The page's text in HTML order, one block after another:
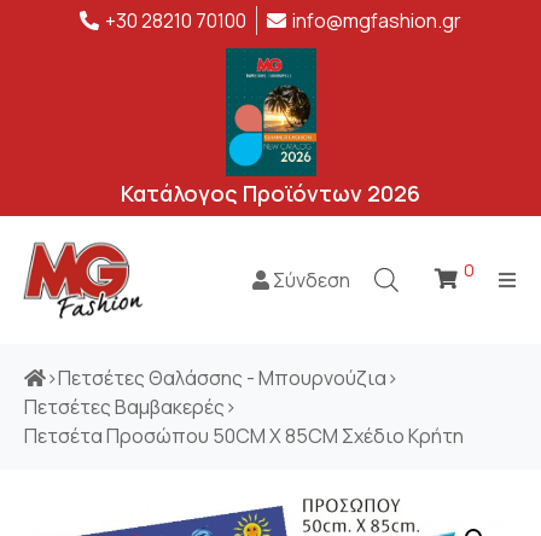
+30 28210 70100 info@mgfashion.gr
Κατάλογος Προϊόντων 2026
Σύνδεση 0
>Πετσέτες Θαλάσσης - Μπουρνούζια>
Πετσέτες Βαμβακερές>
Πετσέτα Προσώπου 50CM X 85CM Σχέδιο Κρήτη